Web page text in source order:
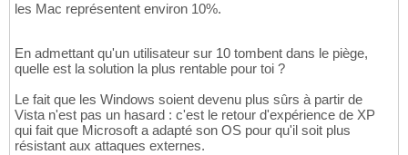
les Mac représentent environ 10%.
En admettant qu'un utilisateur sur 10 tombent dans le piège,
quelle est la solution la plus rentable pour toi ?
Le fait que les Windows soient devenu plus sûrs à partir de
Vista n'est pas un hasard : c'est le retour d'expérience de XP
qui fait que Microsoft a adapté son OS pour qu'il soit plus
résistant aux attaques externes.